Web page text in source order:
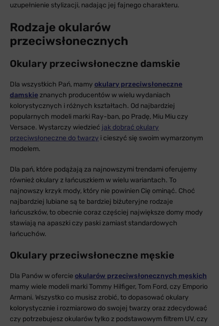
uzupełnienie stylizacji, nadając jej fajnego charakteru.
Rodzaje okularów
przeciwsłonecznych
Okulary przeciwsłoneczne damskie
Dla wszystkich Pań, mamy okulary przeciwsłoneczne
damskieznanych producentów w wielu wydaniach
kolorystycznych i różnych kształtach. Od najbardziej
popularnych modeli marki Ray-ban, po Pradę, Miu Miu czy
Versace. Wystarczy wiedzieć jak dobrać okulary
przeciwsłoneczne do twarzy i cieszyć się swoim wymarzonym
modelem.
Dla pań, które podążają za najnowszymi trendami oferujemy
również okulary z łańcuszkiem w wielu wariantach. To
najnowszy krzyk mody, który nie powinien Cię ominąć. Choć
najbardziej lubiane są te bardziej biżuteryjne rodzaje
łańcuszków, to obecnie coraz częściej największe domy mody
stawiają na apaszki czy paski zamiast standardowych
łańcuchów.
Okulary przeciwsłoneczne męskie
Dla Panów w ofercie okularów przeciwsłonecznych męskich
mamy wiele modeli marki Tommy Hilfiger, Tom Ford, czy Emporio
Armani. Wszystko co musisz zrobić, to dopasować okulary
kolorystycznie i rozmiarowo do swojej twarzy oraz zdecydować
czy potrzebujesz okularów tylko z podstawowym filtrem UV, czy